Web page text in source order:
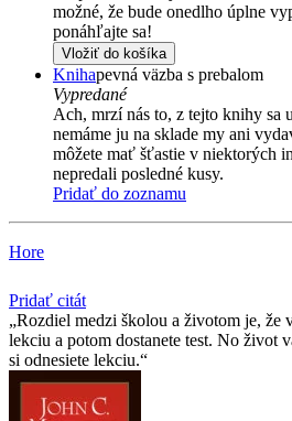
možné, že bude onedlho úplne
ponáhľajte sa!
Vložiť do košíka
Knihapevná väzba s prebalom
Vypredané
Ach, mrzí nás to, z tejto knihy sa
nemáme ju na sklade my ani
môžete mať šťastie v niektorých
nepredali posledné kusy.
Pridať do zoznamu
Hore
Pridať citát
Rozdiel medzi školou a životom je, že
lekciu a potom dostanete test. No život
si odnesiete lekciu.